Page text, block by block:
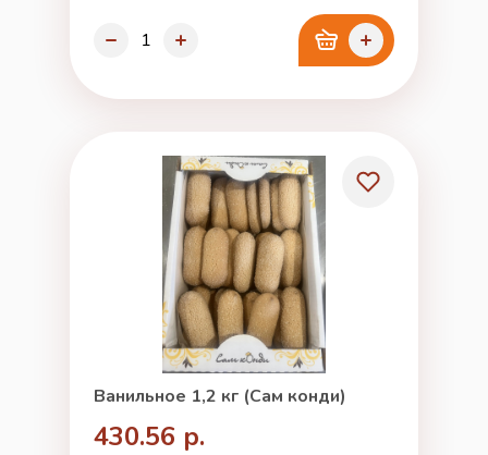
Ванильное 1,2 кг (Сам конди)
430.56 р.